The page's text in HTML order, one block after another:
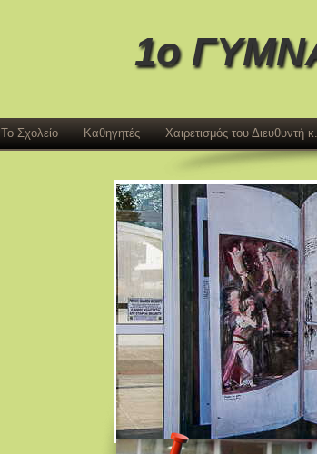
1ο
Το Σχολείο Καθηγητές Χαιρετισμός του Διευθυντή